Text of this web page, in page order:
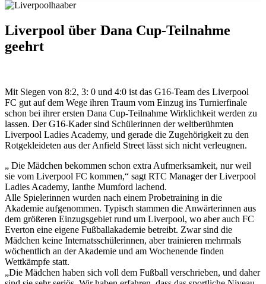
Liverpool über Dana Cup-Teilnahme
geehrt
Mit Siegen von 8:2, 3: 0 und 4:0 ist das G16-Team des Liverpool
FC gut auf dem Wege ihren Traum vom Einzug ins Turnierfinale
schon bei ihrer ersten Dana Cup-Teilnahme Wirklichkeit werden zu
lassen. Der G16-Kader sind Schülerinnen der weltberühmten
Liverpool Ladies Academy, und gerade die Zugehörigkeit zu den
Rotgekleideten aus der Anfield Street lässt sich nicht verleugnen.
„ Die Mädchen bekommen schon extra Aufmerksamkeit, nur weil
sie vom Liverpool FC kommen,“ sagt RTC Manager der Liverpool
Ladies Academy, Ianthe Mumford lachend.
Alle Spielerinnen wurden nach einem Probetraining in die
Akademie aufgenommen. Typisch stammen die Anwärterinnen aus
dem größeren Einzugsgebiet rund um Liverpool, wo aber auch FC
Everton eine eigene Fußballakademie betreibt. Zwar sind die
Mädchen keine Internatsschülerinnen, aber trainieren mehrmals
wöchentlich an der Akademie und am Wochenende finden
Wettkämpfe statt.
„Die Mädchen haben sich voll dem Fußball verschrieben, und daher